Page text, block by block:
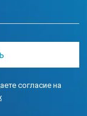
согласие на